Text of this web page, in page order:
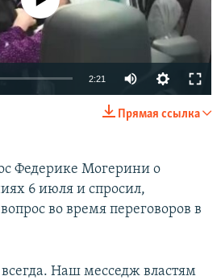
2:21
Прямая ссылка
Федерике Могерини о
6 июля и спросил,
во время переговоров в
Наш месседж властям